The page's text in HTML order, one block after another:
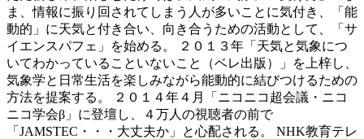
ま、情報に振り回されてしまう人が多いことに気付き、「能
動的」に天気と付き合い、向き合うための活動として、「サ
イエンスパフェ」を始める。 ２０１３年「天気と気象につ
いてわかっていることいないこと（ベレ出版）」を上梓し、
気象学と日常生活を楽しみながら能動的に結びつけるための
方法を提案する。 ２０１４年４月「ニコニコ超会議・ニコ
ニコ学会β」に登壇し、４万人の視聴者の前で
「JAMSTEC・・・大丈夫か」と心配される。 NHK教育テレ